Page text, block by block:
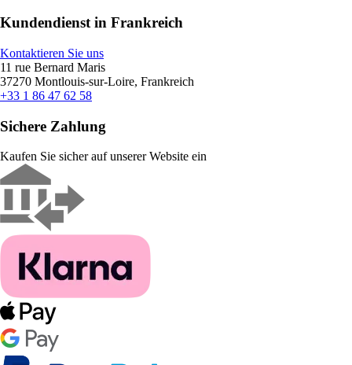
Kundendienst in Frankreich
Kontaktieren Sie uns
11 rue Bernard Maris
37270 Montlouis-sur-Loire, Frankreich
+33 1 86 47 62 58
Sichere Zahlung
Kaufen Sie sicher auf unserer Website ein